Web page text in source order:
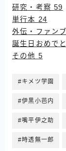
研究・考察59
単行本 24
外伝・ファン
誕生日おめで
その他 5
キメツ学園
伊黒小芭内
嘴平伊之助
時透無一郎